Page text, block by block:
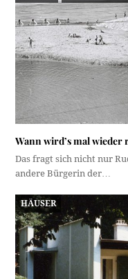
Wann wird’s mal
Das fragt sich nicht nur
andere Bürgerin der…
HÄUSER